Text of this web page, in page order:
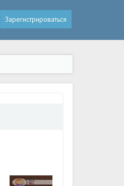
Зарегистрироваться